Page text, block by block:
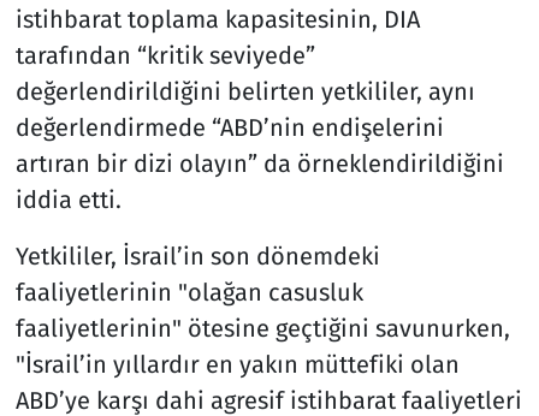
istihbarat toplama kapasitesinin, DIA
tarafından “kritik seviyede”
değerlendirildiğini belirten yetkililer, aynı
değerlendirmede “ABD’nin endişelerini
artıran bir dizi olayın” da örneklendirildiğini
iddia etti.
Yetkililer, İsrail’in son dönemdeki
faaliyetlerinin "olağan casusluk
faaliyetlerinin" ötesine geçtiğini savunurken,
"İsrail’in yıllardır en yakın müttefiki olan
ABD’ye karşı dahi agresif istihbarat faaliyetleri